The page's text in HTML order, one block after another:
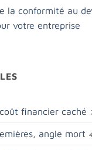
la conformité au
votre entreprise
financier caché
angle mort